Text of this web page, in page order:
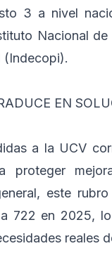
3 a nivel
Nacional
(Indecopi).
EN
a la UCV
proteger
este
722 en 2025,
reales